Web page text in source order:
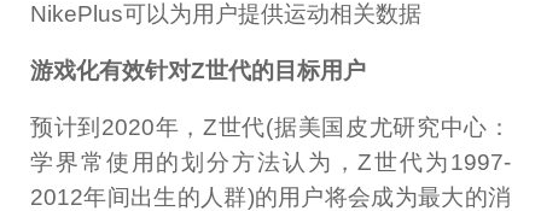
NikePlus可以为用户提供运动相关数据
游戏化有效针对Z世代的目标用户
预计到2020年，Z世代(据美国皮尤研究中心：
学界常使用的划分方法认为，Z世代为1997-
2012年间出生的人群)的用户将会成为最大的消